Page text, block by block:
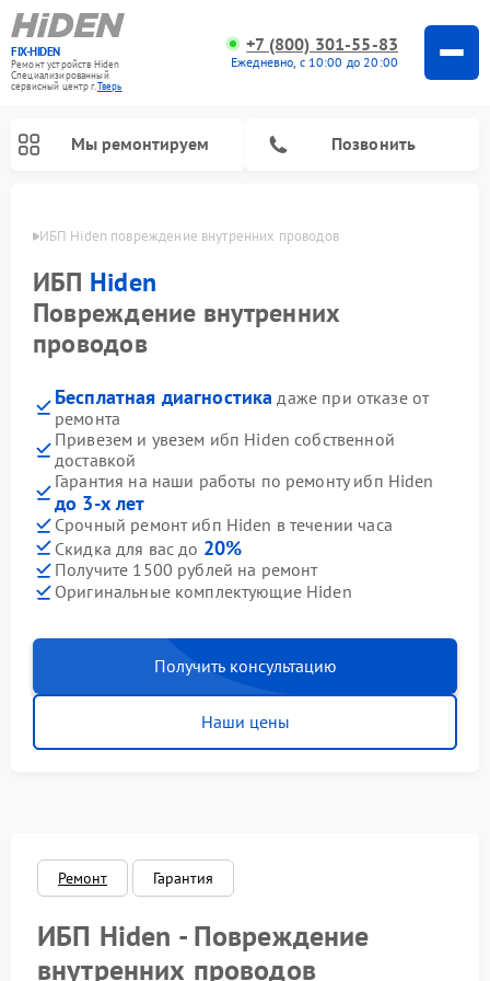
FIX-HIDEN
Ремонт устройств Hiden
Специализированный
cервисный центр г.Тверь
+7 (800) 301-55-83
Ежедневно, с 10:00 до 20:00
Мы ремонтируем Позвонить
ИБП Hiden повреждение внутренних проводов
ИБП Hiden
Повреждение внутренних
проводов
Бесплатная диагностика даже при отказе от
ремонта
Привезем и увезем ибп Hiden собственной
доставкой
Гарантия на наши работы по ремонту ибп Hiden
до 3-х лет
Срочный ремонт ибп Hiden в течении часа
Скидка для вас до 20%
Получите 1500 рублей на ремонт
Оригинальные комплектующие Hiden
Получить консультацию
Наши цены
Ремонт Гарантия
ИБП Hiden - Повреждение
внутренних проводов